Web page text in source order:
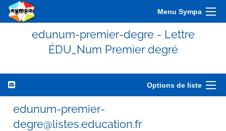
Menu Sympa
edunum-premier-degre - Lettre
ÉDU_Num Premier degré
Options de liste
edunum-premier-
degre@listes.education.fr